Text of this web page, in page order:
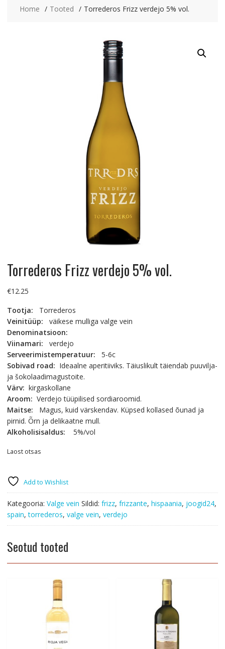
Home Tooted Torrederos Frizz verdejo 5% vol.
Torrederos Frizz verdejo 5% vol.
€12.25
Tootja: Torrederos
Veinitüüp: väikese mulliga valge vein
Denominatsioon:
Viinamari: verdejo
Serveerimistemperatuur: 5-6c
Sobivad road: Ideaalne aperitiiviks. Täiuslikult täiendab puuvilja-
ja šokolaadimagustoite.
Värv: kirgaskollane
Aroom: Verdejo tüüpilised sordiaroomid.
Maitse: Magus, kuid värskendav. Küpsed kollased õunad ja
pirnid. Õrn ja delikaatne mull.
Alkoholisisaldus:
5%/vol
Laost otsas
Add to Wishlist
Kategooria: Valge vein Sildid: frizz, frizzante, hispaania, joogid24,
spain,torrederos, valge vein, verdejo
Seotud tooted